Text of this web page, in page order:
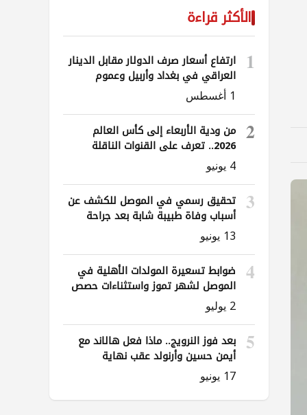
الأكثر قراءة
1
ارتفاع أسعار صرف الدولار مقابل الدينار
العراقي في بغداد وأربيل وعموم
المحافظات
1 أغسطس
2 من ودية الأربعاء إلى كأس العالم
2026.. تعرف على القنوات الناقلة
لمباريات العراق
4 يونيو
3 تحقيق رسمي في الموصل للكشف عن
أسباب وفاة طبيبة شابة بعد جراحة
ناظورية
13 يونيو
4 ضوابط تسعيرة المولدات الأهلية في
الموصل لشهر تموز واستثناءات حصص
الوقود
2 يوليو
5 بعد فوز النرويج.. ماذا فعل هالاند مع
أيمن حسين وأرنولد عقب نهاية
المباراة؟
17 يونيو